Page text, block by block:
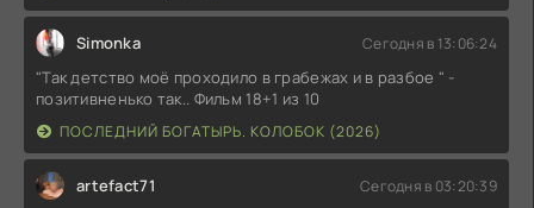
Simonka Сегодня в 13:06:24
"Так детство моё проходило в грабежах и в разбое " -
позитивненько так.. Фильм 18+1 из 10
ПОСЛЕДНИЙ БОГАТЫРЬ. КОЛОБОК (2026)
artefact71 Сегодня в 03:20:39